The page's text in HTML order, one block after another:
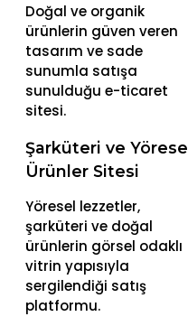
Doğal ve organik
ürünlerin güven veren
tasarım ve sade
sunumla satışa
sunulduğu e-ticaret
sitesi.
Şarküteri ve Yöresel
Ürünler Sitesi
Yöresel lezzetler,
şarküteri ve doğal
ürünlerin görsel odaklı
vitrin yapısıyla
sergilendiği satış
platformu.